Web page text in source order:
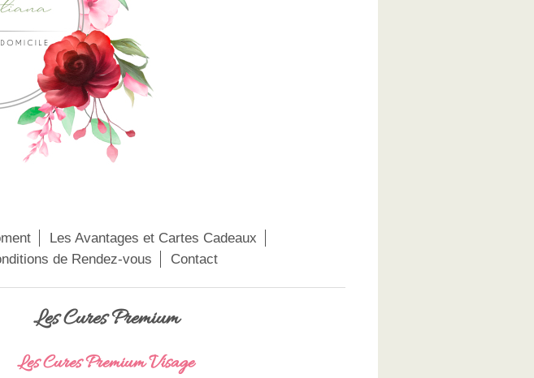
Les Avantages et Cartes Cadeaux
de Rendez-vous Contact
Les Cures Premium
Les Cures Premium Visage